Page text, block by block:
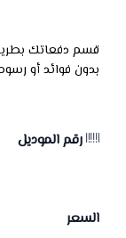
بدون فوائد أو
رقم الموديل
السعر